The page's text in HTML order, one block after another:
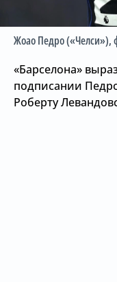
Жоао Педро («Челси»),
«Барселона»
подписании
Роберту